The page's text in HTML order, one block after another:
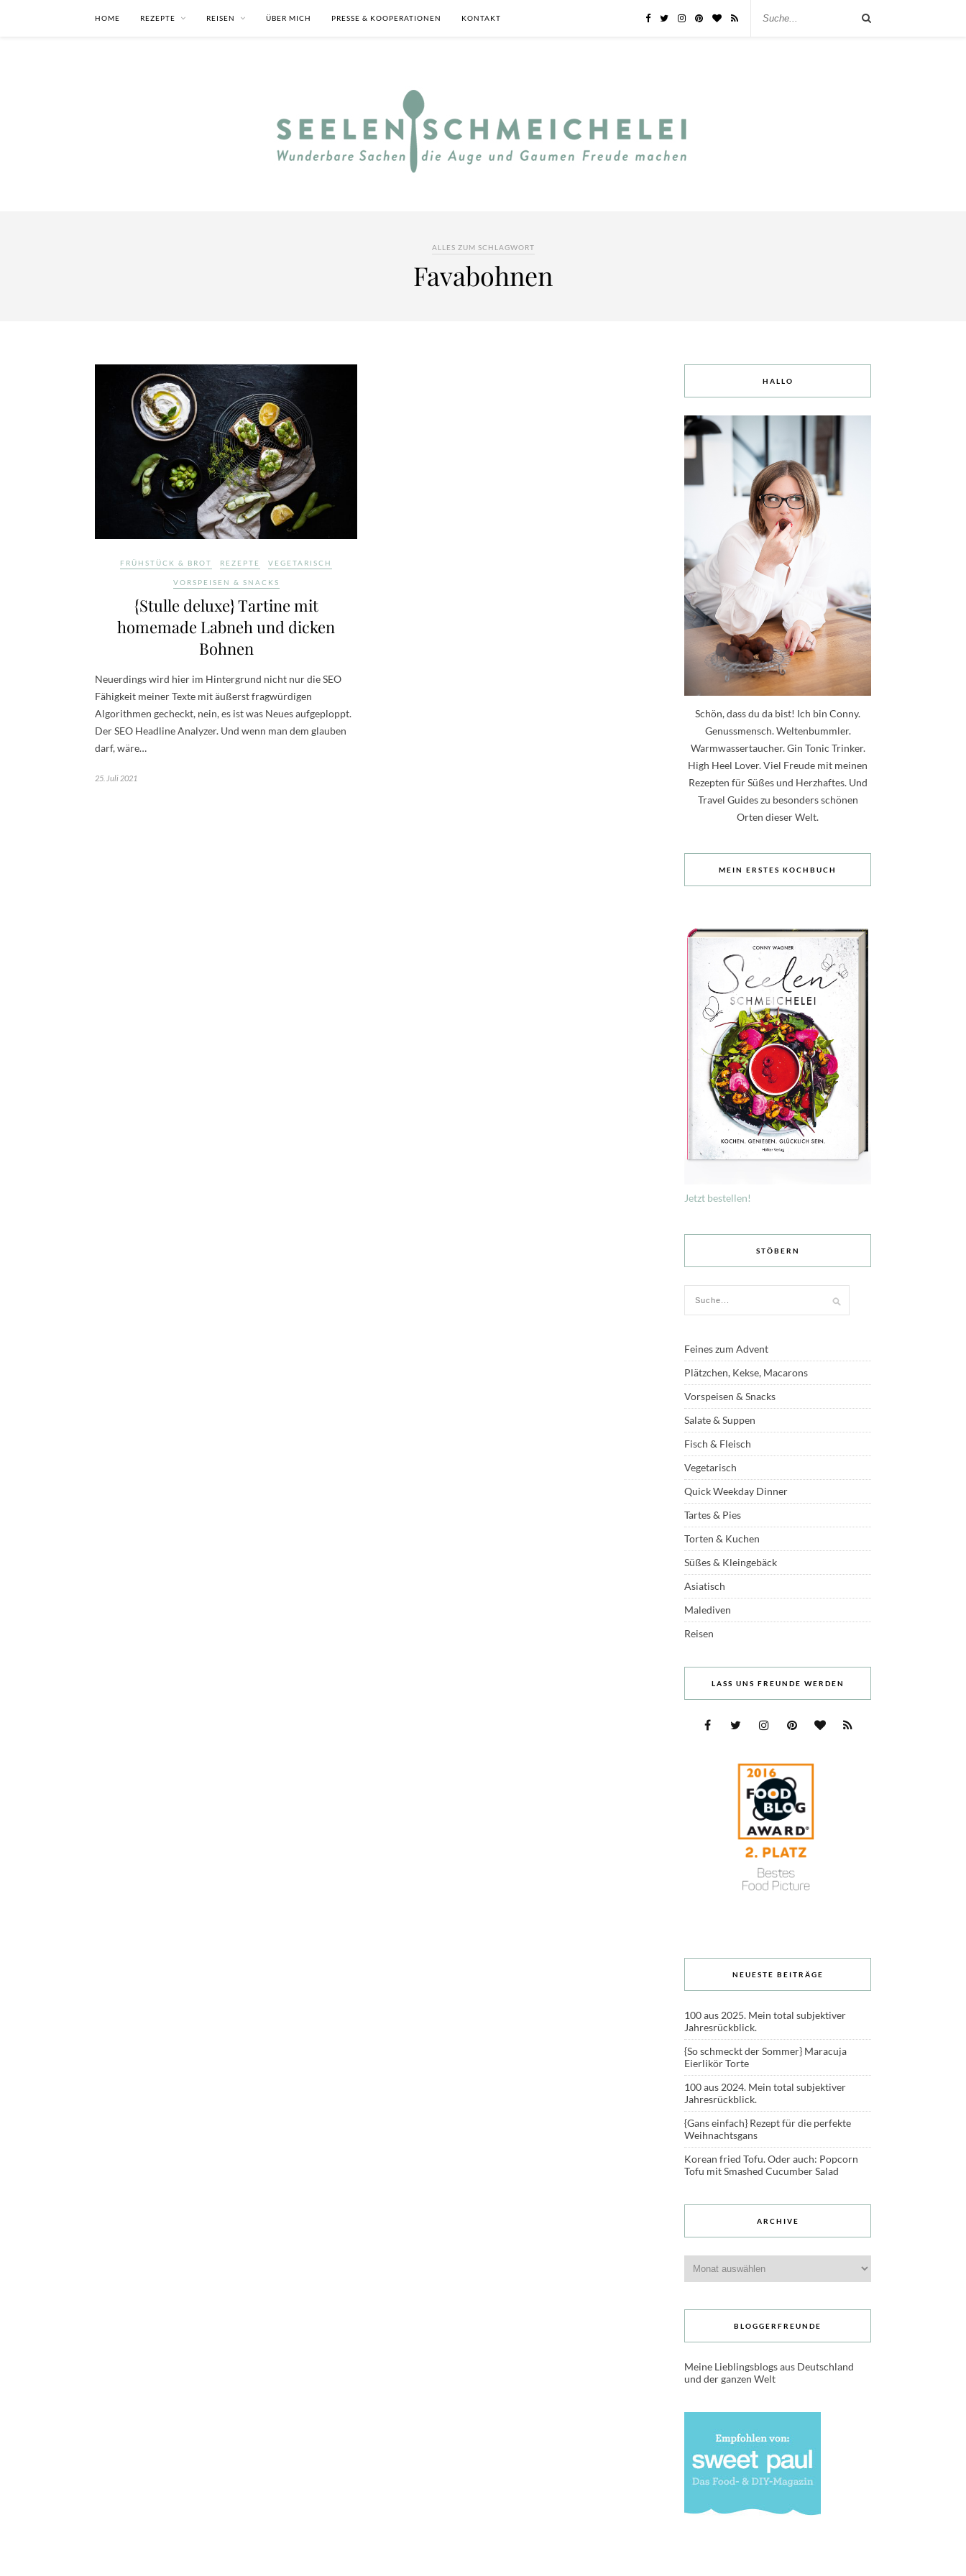
HOME REZEPTE REISEN ÜBER MICH PRESSE & KOOPERATIONEN KONTAKT
ALLES ZUM SCHLAGWORT
Favabohnen
FRÜHSTÜCK & BROT REZEPTE VEGETARISCH
VORSPEISEN & SNACKS
{Stulle deluxe} Tartine mit
homemade Labneh und dicken
Bohnen
Neuerdings wird hier im Hintergrund nicht nur die SEO
Fähigkeit meiner Texte mit äußerst fragwürdigen
Algorithmen gecheckt, nein, es ist was Neues aufgeploppt.
Der SEO Headline Analyzer. Und wenn man dem glauben
darf, wäre…
25. Juli 2021
HALLO
Schön, dass du da bist! Ich bin Conny.
Genussmensch. Weltenbummler.
Warmwassertaucher. Gin Tonic Trinker.
High Heel Lover. Viel Freude mit meinen
Rezepten für Süßes und Herzhaftes. Und
Travel Guides zu besonders schönen
Orten dieser Welt.
MEIN ERSTES KOCHBUCH
Jetzt bestellen!
STÖBERN
Feines zum Advent
Plätzchen, Kekse, Macarons
Vorspeisen & Snacks
Salate & Suppen
Fisch & Fleisch
Vegetarisch
Quick Weekday Dinner
Tartes & Pies
Torten & Kuchen
Süßes & Kleingebäck
Asiatisch
Malediven
Reisen
LASS UNS FREUNDE WERDEN
NEUESTE BEITRÄGE
100 aus 2025. Mein total subjektiver
Jahresrückblick.
{So schmeckt der Sommer} Maracuja
Eierlikör Torte
100 aus 2024. Mein total subjektiver
Jahresrückblick.
{Gans einfach} Rezept für die perfekte
Weihnachtsgans
Korean fried Tofu. Oder auch: Popcorn
Tofu mit Smashed Cucumber Salad
ARCHIVE
BLOGGERFREUNDE
Meine Lieblingsblogs aus Deutschland
und der ganzen Welt